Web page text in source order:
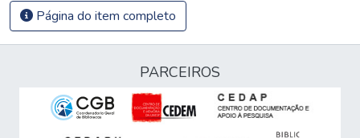
Página do item completo
PARCEIROS